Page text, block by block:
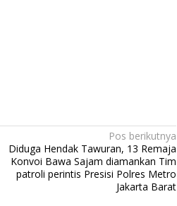
Pos berikutnya
Diduga Hendak Tawuran, 13 Remaja
Konvoi Bawa Sajam diamankan Tim
patroli perintis Presisi Polres Metro
Jakarta Barat